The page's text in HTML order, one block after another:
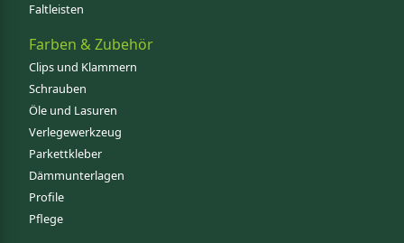
Faltleisten
Farben & Zubehör
Clips und Klammern
Schrauben
Öle und Lasuren
Verlegewerkzeug
Parkettkleber
Dämmunterlagen
Profile
Pflege